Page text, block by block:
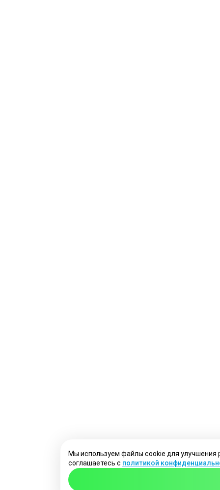
Мы используем файлы cookie для улучшения
соглашаетесь с политикой